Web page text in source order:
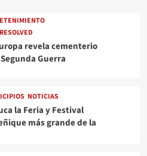
revela cementerio
Guerra
NOTICIAS
la Feria y Festival
más grande de la